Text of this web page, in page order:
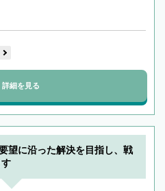
詳細を見る
望に沿った解決を目指し、戦